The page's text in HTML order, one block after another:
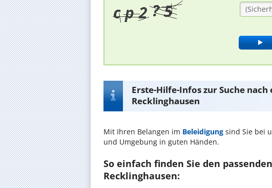
Erste-Hilfe-Infos zur Suche
Recklinghausen
Mit Ihren Belangen im Beleidigung sind Sie bei
und Umgebung in guten Händen.
So einfach finden Sie den
Recklinghausen: